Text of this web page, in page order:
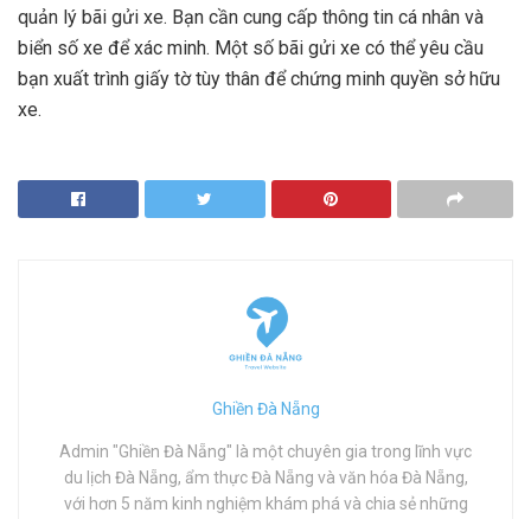
quản lý bãi gửi xe. Bạn cần cung cấp thông tin cá nhân và
biển số xe để xác minh. Một số bãi gửi xe có thể yêu cầu
bạn xuất trình giấy tờ tùy thân để chứng minh quyền sở hữu
xe.
Ghiền Đà Nẵng
Admin "Ghiền Đà Nẵng" là một chuyên gia trong lĩnh vực
du lịch Đà Nẵng, ẩm thực Đà Nẵng và văn hóa Đà Nẵng,
với hơn 5 năm kinh nghiệm khám phá và chia sẻ những